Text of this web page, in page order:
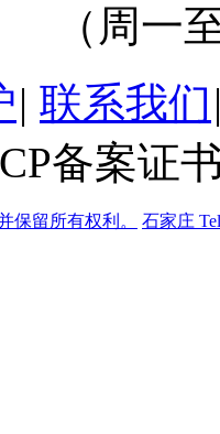
至周
| 联系我们
备案证
保留所有权利。 石家庄